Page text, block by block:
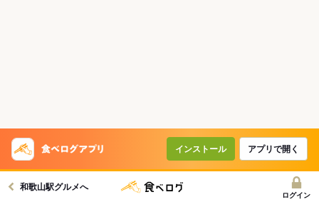
インストール アプリで開く
和歌山駅グルメへ
ログイン